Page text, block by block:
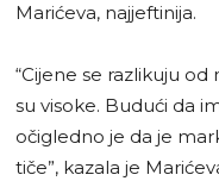
Marićeva, najjeftinija.
“Cijene se razlikuju
su visoke. Budući da
očigledno je da je
tiče”, kazala je